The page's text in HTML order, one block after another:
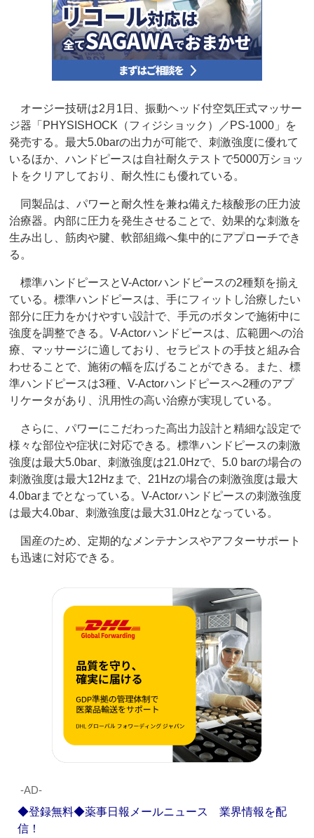
オージー技研は2月1日、振動ヘッド付空気圧式マッサー
ジ器「PHYSISHOCK（フィジショック）／PS-1000」を
発売する。最大5.0barの出力が可能で、刺激強度に優れて
いるほか、ハンドピースは自社耐久テストで5000万ショッ
トをクリアしており、耐久性にも優れている。
同製品は、パワーと耐久性を兼ね備えた核酸形の圧力波
治療器。内部に圧力を発生させることで、効果的な刺激を
生み出し、筋肉や腱、軟部組織へ集中的にアプローチでき
る。
標準ハンドピースとV-Actorハンドピースの2種類を揃え
ている。標準ハンドピースは、手にフィットし治療したい
部分に圧力をかけやすい設計で、手元のボタンで施術中に
強度を調整できる。V-Actorハンドピースは、広範囲への治
療、マッサージに適しており、セラピストの手技と組み合
わせることで、施術の幅を広げることができる。また、標
準ハンドピースは3種、V-Actorハンドピースへ2種のアプ
リケータがあり、汎用性の高い治療が実現している。
さらに、パワーにこだわった高出力設計と精細な設定で
様々な部位や症状に対応できる。標準ハンドピースの刺激
強度は最大5.0bar、刺激強度は21.0Hzで、5.0 barの場合の
刺激強度は最大12Hzまで、21Hzの場合の刺激強度は最大
4.0barまでとなっている。V-Actorハンドピースの刺激強度
は最大4.0bar、刺激強度は最大31.0Hzとなっている。
国産のため、定期的なメンテナンスやアフターサポート
も迅速に対応できる。
‐AD‐
◆登録無料◆薬事日報メールニュース 業界情報を配
信！